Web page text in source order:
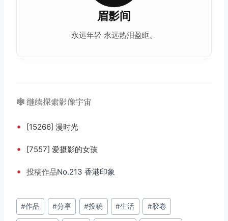
眉影间
永远年轻 永远热泪盈眶。
🕸️ 继续探索影像宇宙
• [15266] 漫时光
• [7557] 爱摄影的女孩
• 投稿作品No.213 香港印象
文
章
#作品 #分享 #投稿 #生活 #胶卷